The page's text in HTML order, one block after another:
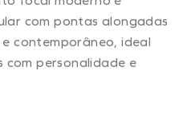
com pontas alongadas
contemporâneo, ideal
com personalidade e